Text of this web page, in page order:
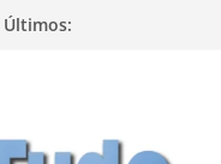
Últimos: